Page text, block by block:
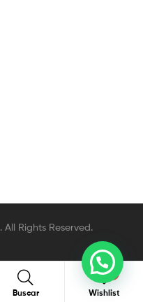
. All Rights Reserved.
Buscar Buscar
Wishlist
0